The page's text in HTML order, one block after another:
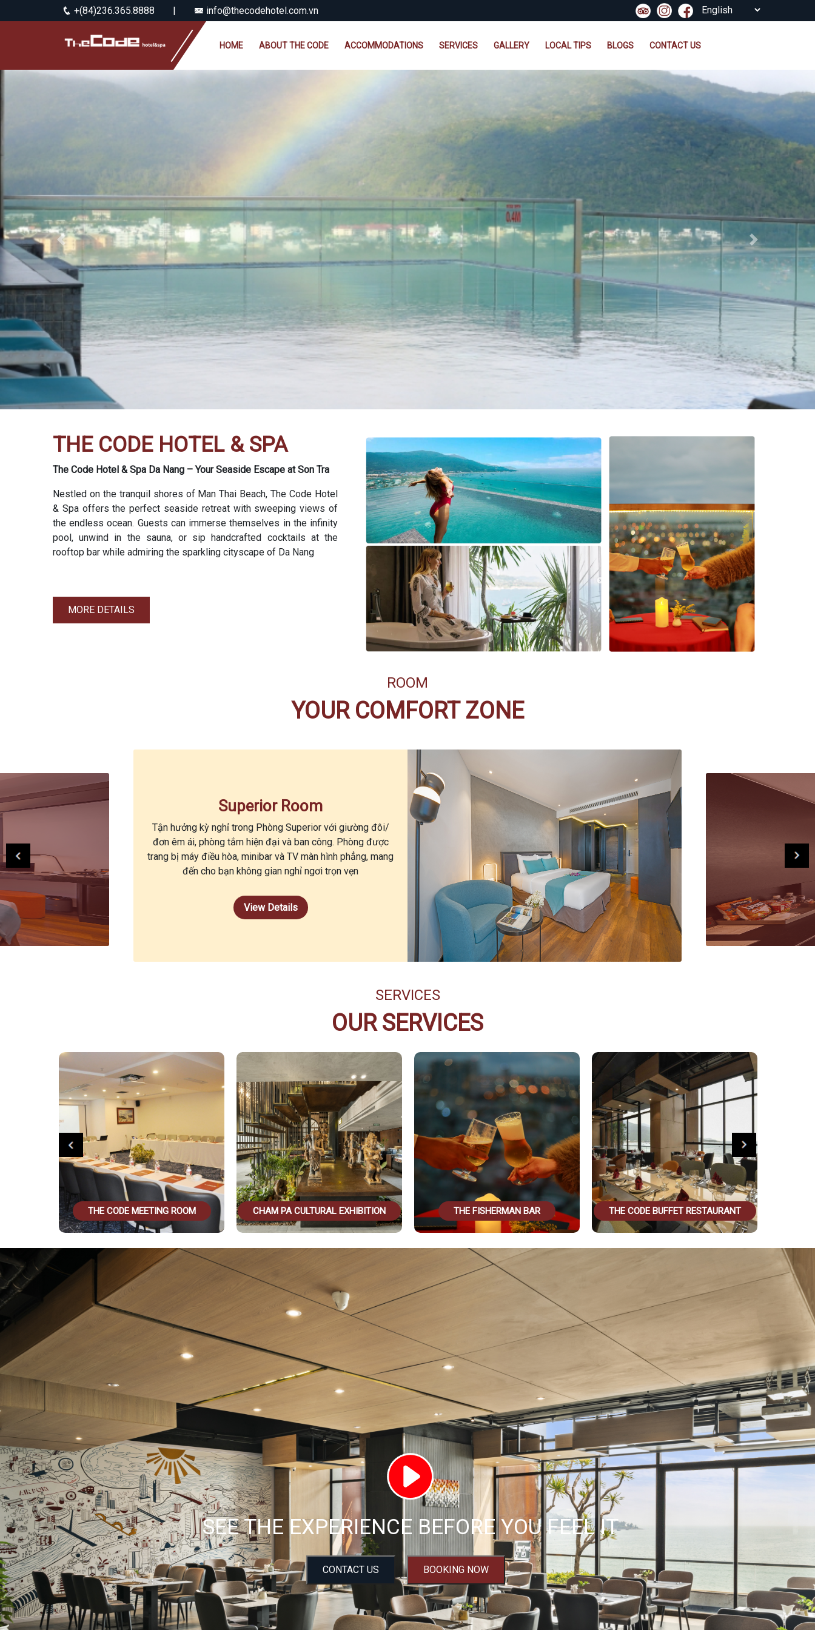
+(84)236.365.8888 | info@thecodehotel.com.vn
HOME ABOUT THE CODE ACCOMMODATIONS SERVICES GALLERY LOCAL TIPS BLOGS CONTACT US
Previous Next
THE CODE HOTEL & SPA
The Code Hotel & Spa Da Nang – Your Seaside Escape at Son Tra
Nestled on the tranquil shores of Man Thai Beach, The Code Hotel
& Spa offers the perfect seaside retreat with sweeping views of
the endless ocean. Guests can immerse themselves in the infinity
pool, unwind in the sauna, or sip handcrafted cocktails at the
rooftop bar while admiring the sparkling cityscape of Da Nang
MORE DETAILS
ROOM
YOUR COMFORT ZONE
Superior Room
Tận hưởng kỳ nghỉ trong Phòng Superior với giường đôi/
đơn êm ái, phòng tắm hiện đại và ban công. Phòng được
trang bị máy điều hòa, minibar và TV màn hình phẳng, mang
đến cho bạn không gian nghỉ ngơi trọn vẹn
View Details
SERVICES
OUR SERVICES
ROOM CHAM PA CULTURAL EXHIBITION THE FISHERMAN BAR THE CODE BUFFET RESTAURANT PEARL SPA
SEE THE EXPERIENCE BEFORE YOU FEEL IT
CONTACT US BOOKING NOW